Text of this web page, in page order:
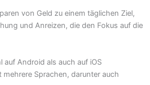
von Geld zu einem täglichen Ziel,
und Anreizen, die den Fokus auf die
auf Android als auch auf iOS
Sprachen, darunter auch